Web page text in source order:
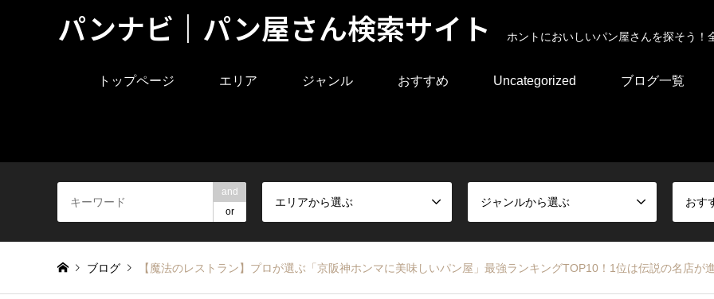
パンナビ｜パン屋さん検索サイト ホントにおいしいパン屋さんを探そう
トップページ エリア ジャンル おすすめ Uncategorized ブログ一覧
and
or
エリアから選ぶ ジャンルから選ぶ おす
ブログ 【魔法のレストラン】プロが選ぶ「京阪神ホンマに美味しいパン屋」最強ランキングTOP10！1位は伝説の名店が